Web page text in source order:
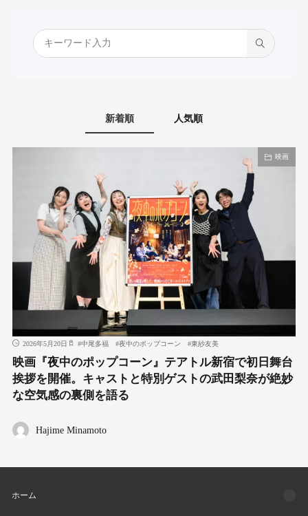
新着順 人気順
映画
2026年5月20日 #中尾多福 #夜中のポップコーン #東紗友美
映画『夜中のポップコーン』テアトル新宿で初日舞台
挨拶を開催。キャストと特別ゲストの武田梨奈が絶妙
な空気感の裏側を語る
Hajime Minamoto
ホーム